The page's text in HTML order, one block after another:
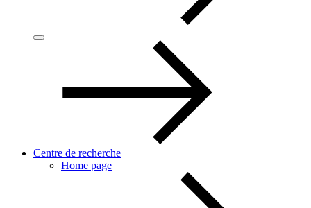
Centre de recherche
Home page